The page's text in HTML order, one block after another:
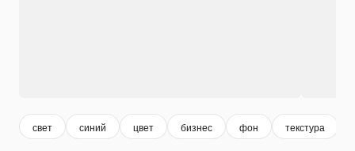
свет синий цвет бизнес фон текстура